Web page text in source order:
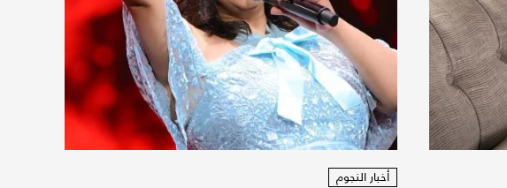
أخبار النجوم